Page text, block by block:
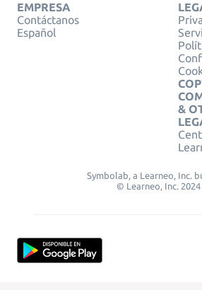
EMPRESA
Contáctanos
Español
&
Symbolab, a Learneo, Inc.
© Learneo, Inc. 2024